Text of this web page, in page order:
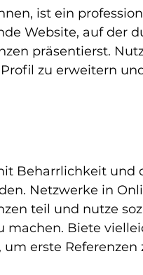
ist ein
Website, auf der
präsentierst.
zu erweitern
Beharrlichkeit und
Netzwerke in
teil und nutze
Biete
erste Referenzen